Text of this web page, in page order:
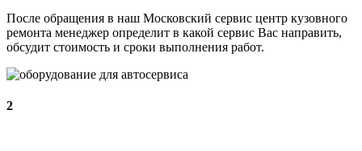
После обращения в наш Московский сервис центр кузовного
ремонта менеджер определит в какой сервис Вас направить,
обсудит стоимость и сроки выполнения работ.
2